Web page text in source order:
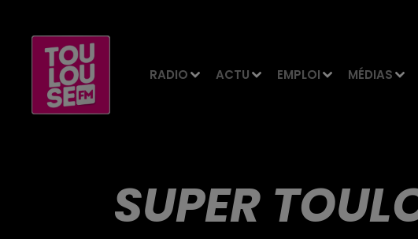
RADIO ACTU EMPLOI MÉDIAS
SUPER